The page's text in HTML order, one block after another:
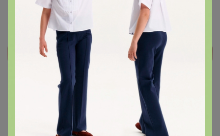
Как здесь все устроено?
Как сделать заказ?
Как получить?